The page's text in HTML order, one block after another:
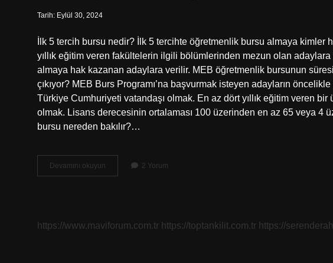
Tarih: Eylül 30, 2024
İlk 5 tercih bursu nedir? İlk 5 tercihte öğretmenlik bursu almaya kimler
yıllık eğitim veren fakültelerin ilgili bölümlerinden mezun olan
almaya hak kazanan adaylara verilir. MEB öğretmenlik bursunun
çıkıyor? MEB Burs Programı’na başvurmak isteyen adayların
Türkiye Cumhuriyeti vatandaşı olmak. En az dört yıllık eğitim veren
olmak. Lisans derecesinin ortalaması 100 üzerinden en az 65 veya 4
bursu nereden bakılır?…
Devamını okuyun
Beş
Kadar
2 Yorum
https://www.maviforum.com.tr https://toptankilit.com.tr https://